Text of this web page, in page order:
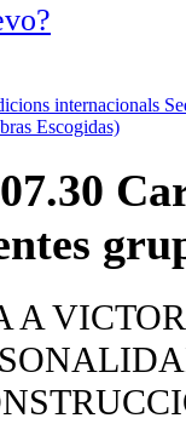
internacionals
Escogidas)
A